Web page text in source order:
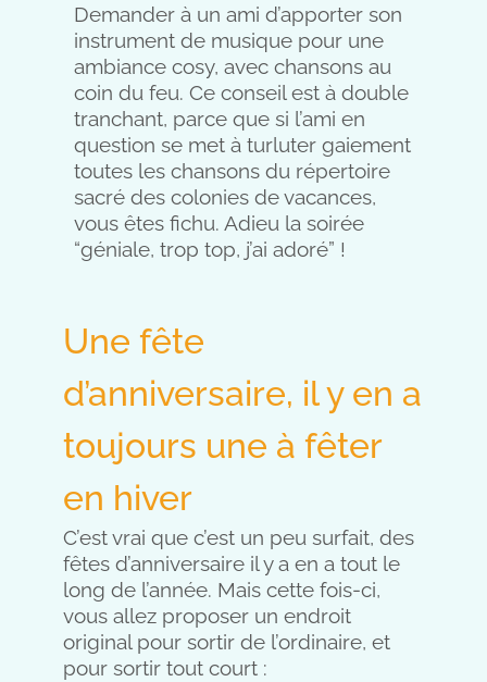
Demander à un ami d’apporter son
instrument de musique pour une
ambiance cosy, avec chansons au
coin du feu. Ce conseil est à double
tranchant, parce que si l’ami en
question se met à turluter gaiement
toutes les chansons du répertoire
sacré des colonies de vacances,
vous êtes fichu. Adieu la soirée
“géniale, trop top, j’ai adoré” !
Une fête
d’anniversaire, il y en a
toujours une à fêter
en hiver
C’est vrai que c’est un peu surfait, des
fêtes d’anniversaire il y a en a tout le
long de l’année. Mais cette fois-ci,
vous allez proposer un endroit
original pour sortir de l’ordinaire, et
pour sortir tout court :